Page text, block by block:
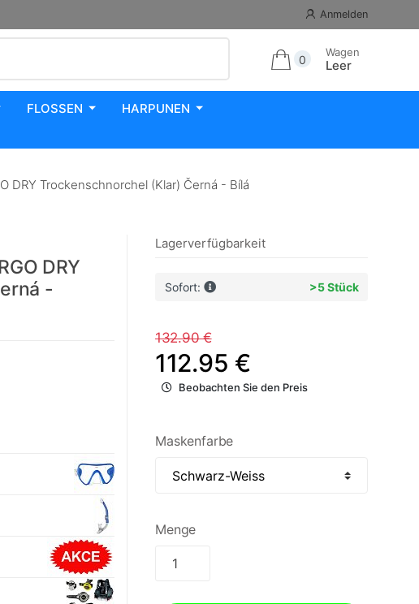
Anmelden
0
Wagen
Leer
FLOSSEN
HARPUNEN
DRY Trockenschnorchel (Klar) Černá - Bílá
DRY
-
Lagerverfügbarkeit
Sofort: >5 Stück
132.90 €
112.95 €
Beobachten Sie den Preis
Maskenfarbe
Menge